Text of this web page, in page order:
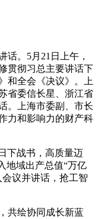
。5月21日上午，
贯彻习总主要讲话下
和全会《决议》。上
省委信长星、浙江省
。上海市委副、市长
力和影响力的财产科
战书，高质量迈
地域出产总值“万亿
议并讲话，抢工智
绘协同成长新蓝